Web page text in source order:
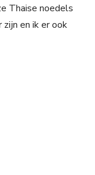
Thaise noedels
en ik er ook